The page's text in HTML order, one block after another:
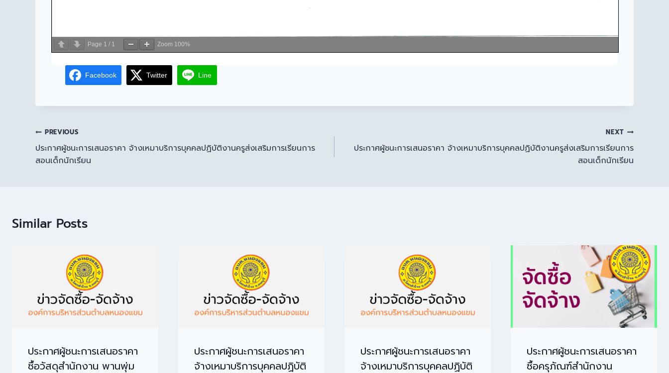
Page 1 / 1 Zoom 100%
Facebook Twitter Line
PREVIOUS
ประกาศผู้ชนะการเสนอราคา จ้างเหมาบริการบุคคลปฏิบัติงานครูส่งเสริมการเรียนการ
สอนเด็กนักเรียน
NEXT
ประกาศผู้ชนะการเสนอราคา จ้างเหมาบริการบุคคลปฏิบัติงานครูส่งเสริมการเรียนการ
สอนเด็กนักเรียน
Similar Posts
ประกาศผู้ชนะการเสนอราคา
ซื้อวัสดุสำนักงาน พานพุ่ม
ประกาศผู้ชนะการเสนอราคา
จ้างเหมาบริการบุคคลปฏิบัติ
ประกาศผู้ชนะการเสนอราคา
จ้างเหมาบริการบุคคลปฏิบัติ
ประกาศผู้ชนะการเสนอราคา
ซื้อครุภัณฑ์สำนักงาน